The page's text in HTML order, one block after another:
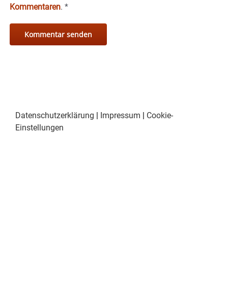
Kommentaren. *
Datenschutzerklärung | Impressum | Cookie-
Einstellungen